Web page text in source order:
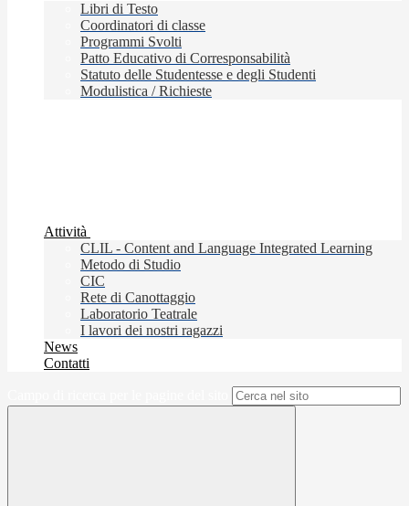
Libri di Testo
Coordinatori di classe
Programmi Svolti
Patto Educativo di Corresponsabilità
Statuto delle Studentesse e degli Studenti
Modulistica / Richieste
Attività
CLIL - Content and Language Integrated Learning
Metodo di Studio
CIC
Rete di Canottaggio
Laboratorio Teatrale
I lavori dei nostri ragazzi
News
Contatti